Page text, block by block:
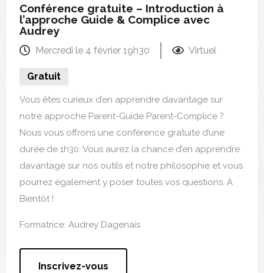
Conférence gratuite – Introduction à
l’approche Guide & Complice avec
Audrey
Mercredi le 4 février 19h30 Virtuel
Gratuit
Vous êtes curieux d’en apprendre davantage sur
notre approche Parent-Guide Parent-Complice ?
Nous vous offrons une conférence gratuite d’une
durée de 1h30. Vous aurez la chance d’en apprendre
davantage sur nos outils et notre philosophie et vous
pourrez également y poser toutes vos questions. À
Bientôt !
Formatrice: Audrey Dagenais
Inscrivez-vous